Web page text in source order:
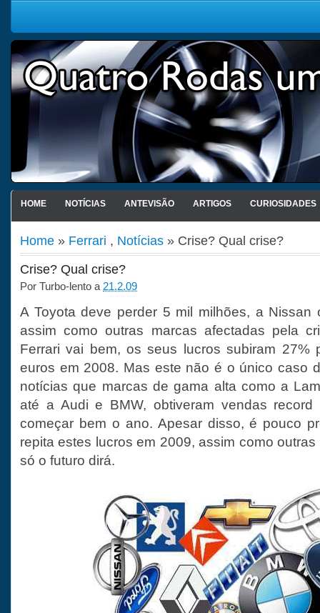
HOME NOTÍCIAS ANTEVISÃO ARTIGOS CURIOSIDADES
Home » Ferrari , Notícias » Crise? Qual crise?
Crise? Qual crise?
Por Turbo-lento a 21.2.09
A Toyota deve perder 5 mil milhões, a Nissan
assim como outras marcas afectadas pela
Ferrari vai bem, os seus lucros subiram 27%
euros em 2008. Mas este não é o único caso
notícias que marcas de gama alta como a
até a Audi e BMW, obtiveram vendas
começar bem o ano. Apesar disso, é pouco
repita estes lucros em 2009, assim como
só o futuro dirá.